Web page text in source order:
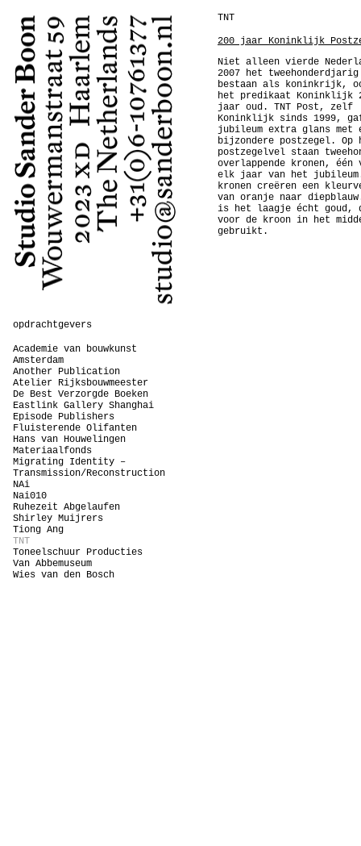
opdrachtgevers
Academie van bouwkunst
Amsterdam
Another Publication
Atelier Rijksbouwmeester
De Best Verzorgde Boeken
Eastlink Gallery Shanghai
Episode Publishers
Fluisterende Olifanten
Hans van Houwelingen
Materiaalfonds
Migrating Identity –
Transmission/Reconstruction
NAi
Nai010
Ruhezeit Abgelaufen
Shirley Muijrers
Tiong Ang
TNT
Toneelschuur Producties
Van Abbemuseum
Wies van den Bosch
TNT
200 jaar Koninklijk
Niet alleen vierde
2007 het tweehonderdjarig
bestaan als koninkrijk,
het predikaat Koninklijk
jaar oud. TNT Post, zelf
Koninklijk sinds 1999,
jubileum extra glans met
bijzondere postzegel. Op
postzegelvel staan
overlappende kronen, één
elk jaar van het
kronen creëren een
van oranje naar
is het laagje écht goud,
voor de kroon in het
gebruikt.